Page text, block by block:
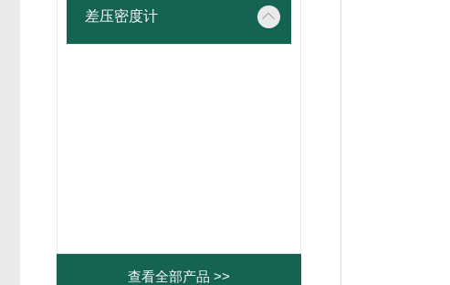
差压密度计
查看全部产品 >>